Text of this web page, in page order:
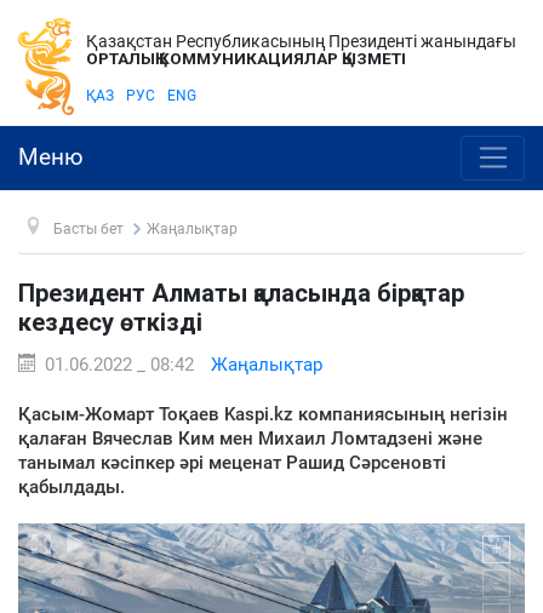
Қазақстан Республикасының Президенті жанындағы
ОРТАЛЫҚ КОММУНИКАЦИЯЛАР ҚЫЗМЕТІ
ҚАЗ РУС ENG
Меню
Басты бет Жаңалықтар
Президент Алматы қаласында бірқатар
кездесу өткізді
01.06.2022 _ 08:42 Жаңалықтар
Қасым-Жомарт Тоқаев Kaspi.kz компаниясының негізін
қалаған Вячеслав Ким мен Михаил Ломтадзені және
танымал кәсіпкер әрі меценат Рашид Сәрсеновті
қабылдады.